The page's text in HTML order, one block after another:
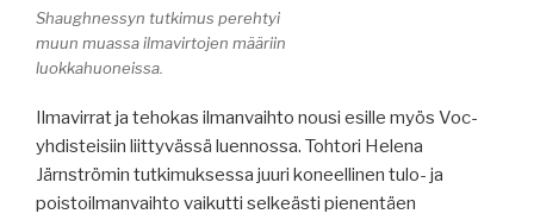
Shaughnessyn tutkimus perehtyi
muun muassa ilmavirtojen määriin
luokkahuoneissa.
Ilmavirrat ja tehokas ilmanvaihto nousi esille myös Voc-
yhdisteisiin liittyvässä luennossa. Tohtori Helena
Järnströmin tutkimuksessa juuri koneellinen tulo- ja
poistoilmanvaihto vaikutti selkeästi pienentäen